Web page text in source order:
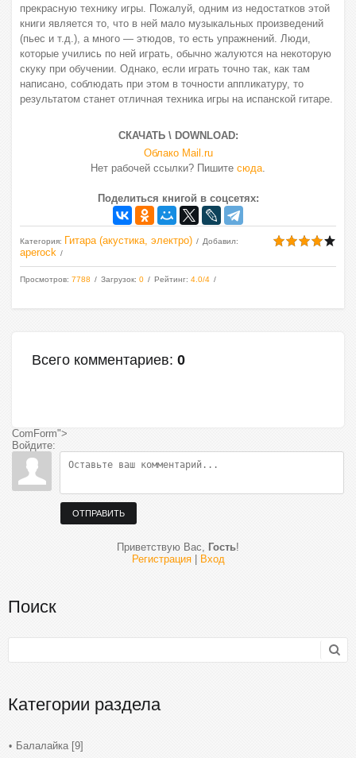
прекрасную технику игры. Пожалуй, одним из недостатков этой
книги является то, что в ней мало музыкальных произведений
(пьес и т.д.), а много — этюдов, то есть упражнений. Люди,
которые учились по ней играть, обычно жалуются на некоторую
скуку при обучении. Однако, если играть точно так, как там
написано, соблюдать при этом в точности аппликатуру, то
результатом станет отличная техника игры на испанской гитаре.
СКАЧАТЬ \ DOWNLOAD:
Облако Mail.ru
Нет рабочей ссылки? Пишите сюда.
Поделиться книгой в соцсетях:
Категория: Гитара (акустика, электро) Добавил:
aperock
Просмотров: 7788 Загрузок: 0 Рейтинг: 4.0/4
Всего комментариев: 0
ComForm">
Войдите:
ОТПРАВИТЬ
Приветствую Вас, Гость!
Регистрация| Вход
Поиск
Категории раздела
Балалайка [9]